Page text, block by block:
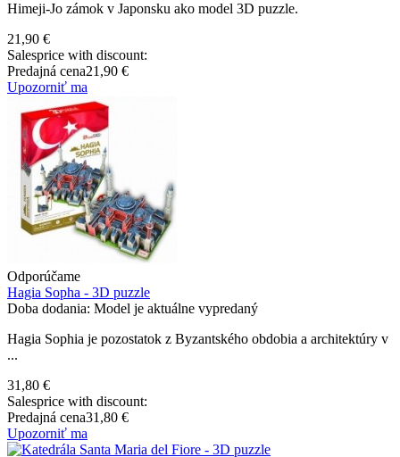
Himeji-Jo zámok v Japonsku ako model 3D puzzle.
21,90 €
Salesprice with discount:
Predajná cena21,90 €
Upozorniť ma
Odporúčame
Hagia Sopha - 3D puzzle
Doba dodania: Model je aktuálne vypredaný
Hagia Sophia je pozostatok z Byzantského obdobia a architektúry v
...
31,80 €
Salesprice with discount:
Predajná cena31,80 €
Upozorniť ma